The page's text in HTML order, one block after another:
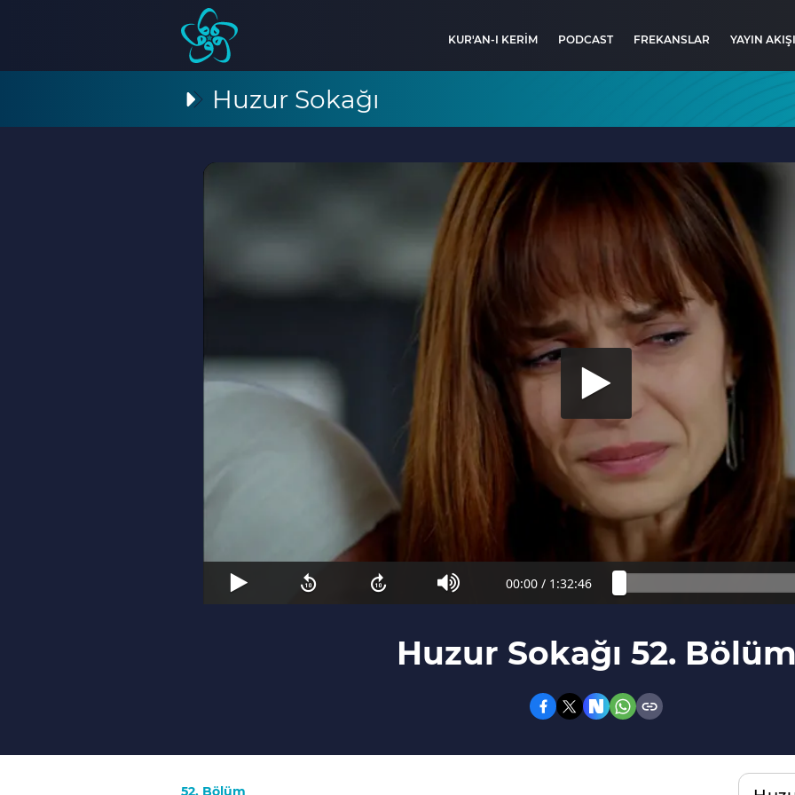
KUR'AN-I KERİM PODCAST FREKANSLAR YAYIN AKIŞI
Huzur Sokağı
00:00 / 1:32:46
Huzur Sokağı 52.
52. Bölüm